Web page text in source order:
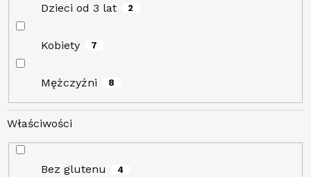
Dzieci od 3 lat 2
Kobiety 7
Mężczyźni 8
Właściwości
Bez glutenu 4